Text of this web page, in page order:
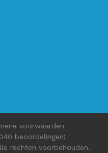
voorwaarden
beoordelingen)
rechten voorbehouden.